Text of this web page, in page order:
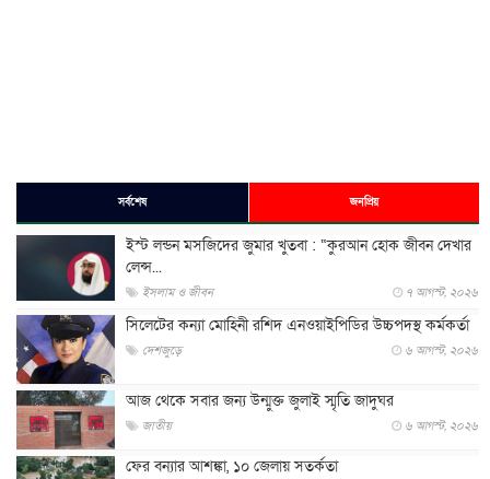
সর্বশেষ জনপ্রিয়
ইস্ট লন্ডন মসজিদের জুমার খুতবা : “কুরআন হোক জীবন দেখার
লেন্স...
ইসলাম ও জীবন ৭ আগস্ট, ২০২৬
সিলেটের কন্যা মোহিনী রশিদ এনওয়াইপিডির উচ্চপদস্থ কর্মকর্তা
দেশজুড়ে ৬ আগস্ট, ২০২৬
আজ থেকে সবার জন্য উন্মুক্ত জুলাই স্মৃতি জাদুঘর
জাতীয় ৬ আগস্ট, ২০২৬
ফের বন্যার আশঙ্কা, ১০ জেলায় সতর্কতা